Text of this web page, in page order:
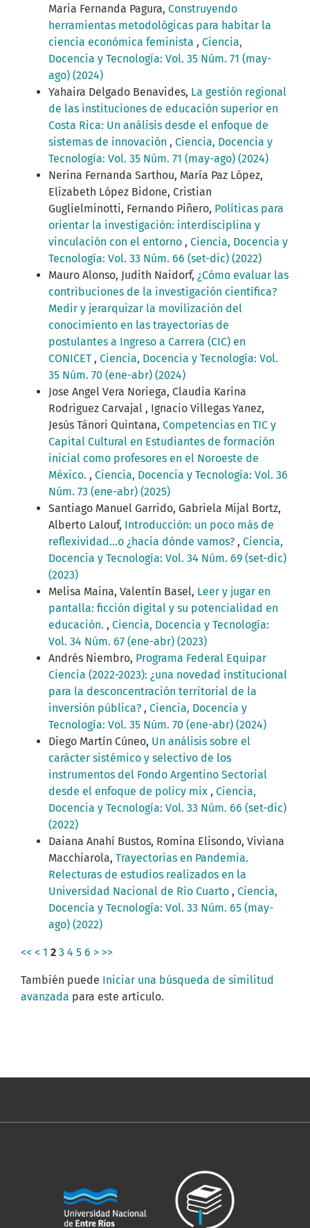
Maria Fernanda Pagura, Construyendo
herramientas metodológicas para habitar la
ciencia económica feminista , Ciencia,
Docencia y Tecnología: Vol. 35 Núm. 71 (may-
ago) (2024)
Yahaira Delgado Benavides, La gestión regional
de las instituciones de educación superior en
Costa Rica: Un análisis desde el enfoque de
sistemas de innovación , Ciencia, Docencia y
Tecnología: Vol. 35 Núm. 71 (may-ago) (2024)
Nerina Fernanda Sarthou, María Paz López,
Elizabeth López Bidone, Cristian
Guglielminotti, Fernando Piñero, Políticas para
orientar la investigación: interdisciplina y
vinculación con el entorno , Ciencia, Docencia y
Tecnología: Vol. 33 Núm. 66 (set-dic) (2022)
Mauro Alonso, Judith Naidorf, ¿Cómo evaluar las
contribuciones de la investigación científica?
Medir y jerarquizar la movilización del
conocimiento en las trayectorias de
postulantes a Ingreso a Carrera (CIC) en
CONICET , Ciencia, Docencia y Tecnología: Vol.
35 Núm. 70 (ene-abr) (2024)
Jose Angel Vera Noriega, Claudia Karina
Rodriguez Carvajal , Ignacio Villegas Yanez,
Jesús Tánori Quintana, Competencias en TIC y
Capital Cultural en Estudiantes de formación
inicial como profesores en el Noroeste de
México. , Ciencia, Docencia y Tecnología: Vol. 36
Núm. 73 (ene-abr) (2025)
Santiago Manuel Garrido, Gabriela Mijal Bortz,
Alberto Lalouf, Introducción: un poco más de
reflexividad...o ¿hacia dónde vamos? , Ciencia,
Docencia y Tecnología: Vol. 34 Núm. 69 (set-dic)
(2023)
Melisa Maina, Valentín Basel, Leer y jugar en
pantalla: ficción digital y su potencialidad en
educación. , Ciencia, Docencia y Tecnología:
Vol. 34 Núm. 67 (ene-abr) (2023)
Andrés Niembro, Programa Federal Equipar
Ciencia (2022-2023): ¿una novedad institucional
para la desconcentración territorial de la
inversión pública? , Ciencia, Docencia y
Tecnología: Vol. 35 Núm. 70 (ene-abr) (2024)
Diego Martín Cúneo, Un análisis sobre el
carácter sistémico y selectivo de los
instrumentos del Fondo Argentino Sectorial
desde el enfoque de policy mix , Ciencia,
Docencia y Tecnología: Vol. 33 Núm. 66 (set-dic)
(2022)
Daiana Anahí Bustos, Romina Elisondo, Viviana
Macchiarola, Trayectorias en Pandemia.
Relecturas de estudios realizados en la
Universidad Nacional de Río Cuarto , Ciencia,
Docencia y Tecnología: Vol. 33 Núm. 65 (may-
ago) (2022)
<< < 1 2 3 4 5 6 > >>
También puede Iniciar una búsqueda de similitud
avanzada para este artículo.